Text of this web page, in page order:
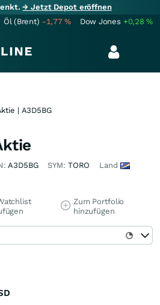
→ Jetzt Depot eröffnen
Öl (Brent) -1,77% Dow Jones +0,28%
| A3D5BG
A3D5BG SYM: TORO Land
Zum Portfolio
hinzufügen